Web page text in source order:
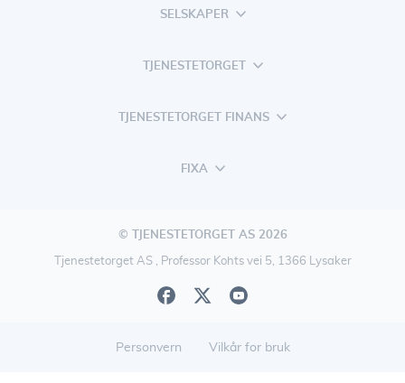
SELSKAPER
TJENESTETORGET
TJENESTETORGET FINANS
FIXA
© TJENESTETORGET AS 2026
Tjenestetorget AS , Professor Kohts vei 5, 1366 Lysaker
Personvern Vilkår for bruk